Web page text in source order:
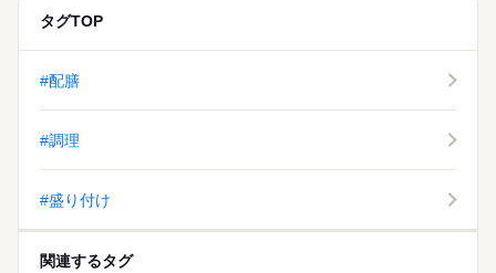
タグTOP
#配膳
#調理
#盛り付け
関連するタグ